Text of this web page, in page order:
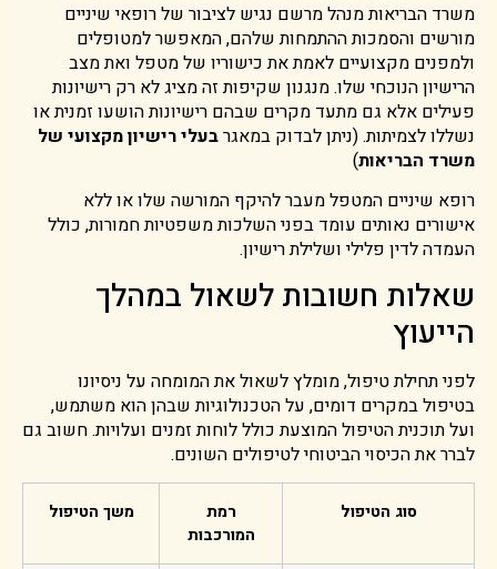
משרד הבריאות מנהל מרשם נגיש לציבור של רופאי שיניים
מורשים והסמכות ההתמחות שלהם, המאפשר למטופלים
ולמפנים מקצועיים לאמת את כישוריו של מטפל ואת מצב
הרישיון הנוכחי שלו. מנגנון שקיפות זה מציג לא רק רישיונות
פעילים אלא גם מתעד מקרים שבהם רישיונות הושעו זמנית או
נשללו לצמיתות. (ניתן לבדוק במאגרבעלי רישיון מקצועי של
משרד הבריאות)
רופא שיניים המטפל מעבר להיקף המורשה שלו או ללא
אישורים נאותים עומד בפני השלכות משפטיות חמורות, כולל
העמדה לדין פלילי ושלילת רישיון.
שאלות חשובות לשאול במהלך
הייעוץ
לפני תחילת טיפול, מומלץ לשאול את המומחה על ניסיונו
בטיפול במקרים דומים, על הטכנולוגיות שבהן הוא משתמש,
ועל תוכנית הטיפול המוצעת כולל לוחות זמנים ועלויות. חשוב גם
לברר את הכיסוי הביטוחי לטיפולים השונים.
סוג הטיפול
רמת
המורכבות
משך הטיפול